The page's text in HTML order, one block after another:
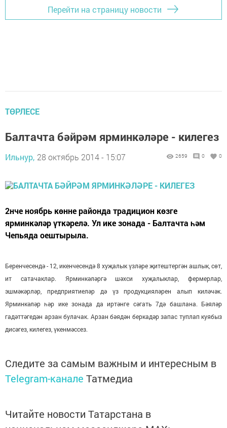
Перейти на страницу новости
ТӨРЛЕСЕ
Балтачта бәйрәм ярминкәләре - килегез
Ильнур, 28 октябрь 2014 - 15:07 2659 0 0
2нче ноябрь көнне районда традицион көзге
ярминкәләр үткәрелә. Ул ике зонада - Балтачта һәм
Чепьяда оештырыла.
Беренчесендә - 12, икенчесендә 8 хуҗалык үзләре җитештергән ашлык, сөт,
ит сатачаклар. Ярминкәләргә шәхси хуҗалыклар, фермерлар,
эшмәкәрләр, предприятиеләр дә үз продукцияләрен алып киләчәк.
Ярминкәләр һәр ике зонада да иртәнге сәгать 7дә башлана. Бәяләр
гадәттәгедән арзан булачак. Арзан бәядән беркадәр запас туплап куябыз
дисәгез, килегез, үкенмәссез.
Следите за самым важным и интересным в
Telegram-канале Татмедиа
Читайте новости Татарстана в